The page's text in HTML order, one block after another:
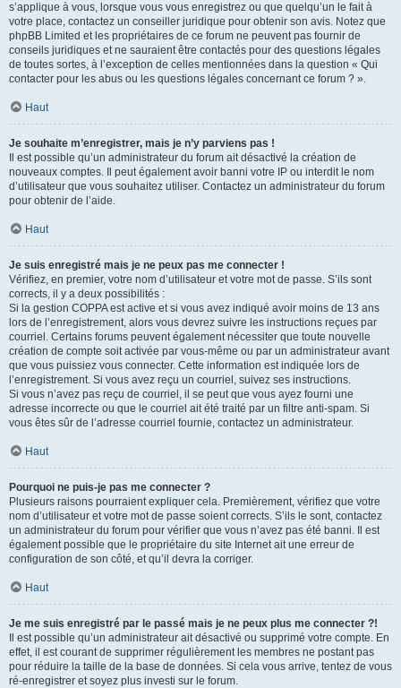
s’applique à vous, lorsque vous vous enregistrez ou que quelqu’un le fait à
votre place, contactez un conseiller juridique pour obtenir son avis. Notez que
phpBB Limited et les propriétaires de ce forum ne peuvent pas fournir de
conseils juridiques et ne sauraient être contactés pour des questions légales
de toutes sortes, à l’exception de celles mentionnées dans la question « Qui
contacter pour les abus ou les questions légales concernant ce forum ? ».
Haut
Je souhaite m’enregistrer, mais je n’y parviens pas !
Il est possible qu’un administrateur du forum ait désactivé la création de
nouveaux comptes. Il peut également avoir banni votre IP ou interdit le nom
d’utilisateur que vous souhaitez utiliser. Contactez un administrateur du forum
pour obtenir de l’aide.
Haut
Je suis enregistré mais je ne peux pas me connecter !
Vérifiez, en premier, votre nom d’utilisateur et votre mot de passe. S’ils sont
corrects, il y a deux possibilités :
Si la gestion COPPA est active et si vous avez indiqué avoir moins de 13 ans
lors de l’enregistrement, alors vous devrez suivre les instructions reçues par
courriel. Certains forums peuvent également nécessiter que toute nouvelle
création de compte soit activée par vous-même ou par un administrateur avant
que vous puissiez vous connecter. Cette information est indiquée lors de
l’enregistrement. Si vous avez reçu un courriel, suivez ses instructions.
Si vous n’avez pas reçu de courriel, il se peut que vous ayez fourni une
adresse incorrecte ou que le courriel ait été traité par un filtre anti-spam. Si
vous êtes sûr de l’adresse courriel fournie, contactez un administrateur.
Haut
Pourquoi ne puis-je pas me connecter ?
Plusieurs raisons pourraient expliquer cela. Premièrement, vérifiez que votre
nom d’utilisateur et votre mot de passe soient corrects. S’ils le sont, contactez
un administrateur du forum pour vérifier que vous n’avez pas été banni. Il est
également possible que le propriétaire du site Internet ait une erreur de
configuration de son côté, et qu’il devra la corriger.
Haut
Je me suis enregistré par le passé mais je ne peux plus me connecter ?!
Il est possible qu’un administrateur ait désactivé ou supprimé votre compte. En
effet, il est courant de supprimer régulièrement les membres ne postant pas
pour réduire la taille de la base de données. Si cela vous arrive, tentez de vous
ré-enregistrer et soyez plus investi sur le forum.